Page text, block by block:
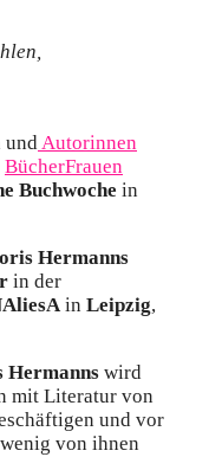
undAutorinnen
BücherFrauen
Buchwoche in
Hermanns
in der
in Leipzig,
Hermanns wird
mit Literatur von
und vor
von ihnen